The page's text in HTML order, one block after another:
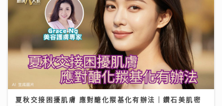
夏秋交接困擾肌膚 應對醣化羰基化有辦法｜鑽石美肌密